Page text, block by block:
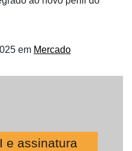
em Mercado
e assinatura